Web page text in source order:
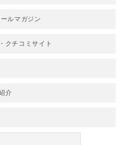
ルマガジン
クチコミサイト
介